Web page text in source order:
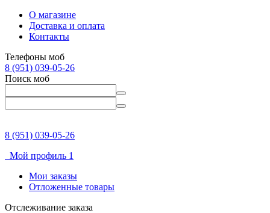
О магазине
Доставка и оплата
Контакты
Телефоны моб
8 (951) 039-05-26
Поиск моб
8 (951) 039-05-26
Мой профиль 1
Мои заказы
Отложенные товары
Отслеживание заказа